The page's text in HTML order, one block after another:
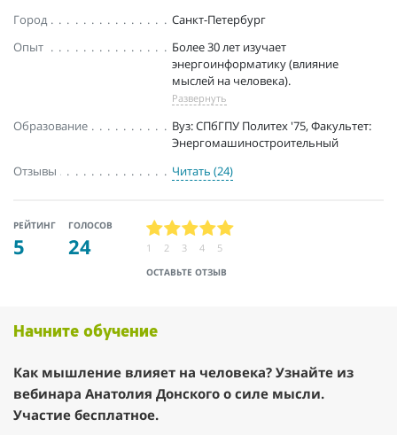
Город
Санкт-Петербург
Опыт
Более 30 лет изучает
энергоинформатику (влияние
мыслей на человека).
Развернуть
Образование
Вуз: СПбГПУ Политех '75, Факультет:
Энергомашиностроительный
Отзывы
Читать (24)
РЕЙТИНГ
5
ГОЛОСОВ
24
ОСТАВЬТЕ ОТЗЫВ
1 2 3 4 5
Начните обучение
Как мышление влияет на человека? Узнайте из
вебинара Анатолия Донского о силе мысли.
Участие бесплатное.